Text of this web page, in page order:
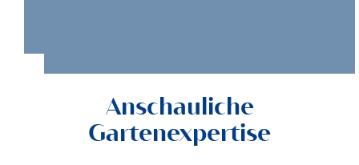
Anschauliche
Gartenexpertise